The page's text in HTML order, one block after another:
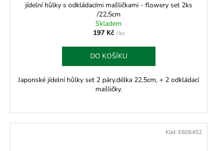
jídelní hůlky s odkládacími mašličkami - flowery set 2ks
/22,5cm
Skladem
197 Kč / ks
DO KOŠÍKU
Japonské jídelní hůlky set 2 páry.délka 22,5cm, + 2 odkládací
mašličky.
Kód: E606452